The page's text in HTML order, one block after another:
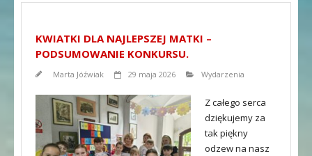
KWIATKI DLA NAJLEPSZEJ MATKI –
PODSUMOWANIE KONKURSU.
Marta Jóźwiak 29 maja 2026 Wydarzenia
Z całego serca
dziękujemy za
tak piękny
odzew na nasz